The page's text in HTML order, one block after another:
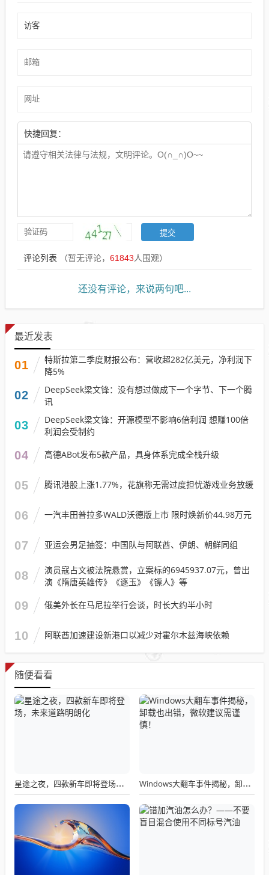
快捷回复：
评论列表 （暂无评论， 61843人围观）
还没有评论，来说两句吧...
最近发表
01
特斯拉第二季度财报公布：营收超282亿美元，净利润下
降5%
02
DeepSeek梁文锋：没有想过做成下一个字节、下一个腾
讯
03
DeepSeek梁文锋：开源模型不影响6倍利润 想赚100倍
利润会受制约
04 高德ABot发布5款产品，具身体系完成全栈升级
05 腾讯港股上涨1.77%，花旗称无需过度担忧游戏业务放缓
06 一汽丰田普拉多WALD沃德版上市 限时焕新价44.98万元
07 亚运会男足抽签：中国队与阿联酋、伊朗、朝鲜同组
08
演员寇占文被法院悬赏，立案标的6945937.07元，曾出
演《隋唐英雄传》《逐玉》《镖人》等
09 俄美外长在马尼拉举行会谈，时长大约半小时
10 阿联酋加速建设新港口以减少对霍尔木兹海峡依赖
随便看看
星途之夜，四款新车即将登场，未来道路明朗化 Windows大翻车事件揭秘，卸载也出错，微软建议需谨慎！